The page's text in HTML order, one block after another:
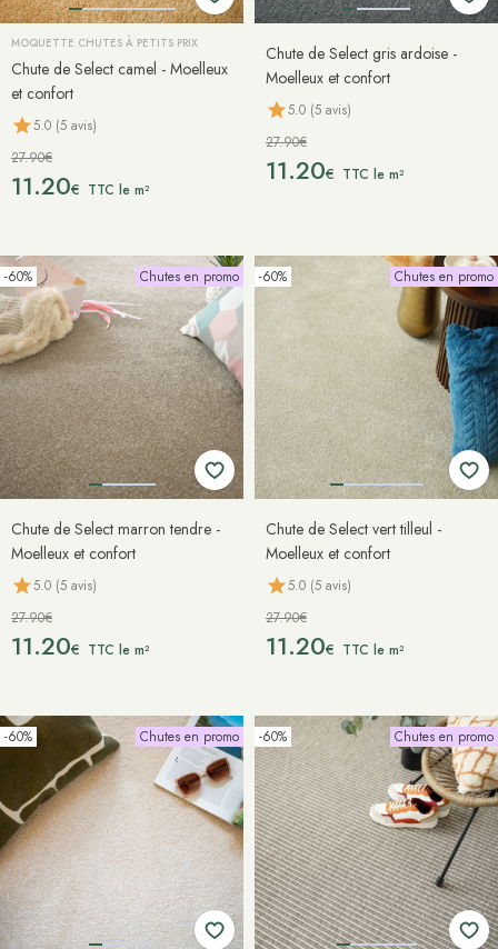
MOQUETTE CHUTES À PETITS PRIX
Chute de Select camel - Moelleux
et confort
5.0 (5 avis)
27.90€
11.20€ TTC le m²
Chute de Select gris ardoise -
Moelleux et confort
5.0 (5 avis)
27.90€
11.20€ TTC le m²
-60% Chutes en promo
Chute de Select marron tendre -
Moelleux et confort
5.0 (5 avis)
27.90€
11.20€ TTC le m²
-60% Chutes en promo
Chute de Select vert tilleul -
Moelleux et confort
5.0 (5 avis)
27.90€
11.20€ TTC le m²
-60% Chutes en promo -60% Chutes en promo